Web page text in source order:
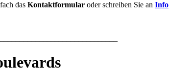
das Kontaktformular oder schreiben Sie an